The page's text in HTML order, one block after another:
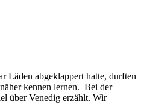
Läden abgeklappert hatte, durften
kennen lernen. Bei der
über Venedig erzählt. Wir